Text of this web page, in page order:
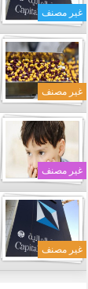
غير مصنف
غير مصنف
غير مصنف
غير مصنف